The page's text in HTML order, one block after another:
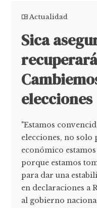
Actualidad
Sica
elecciones
"Estamos
elecciones, no solo
económico
porque estamos
para dar una
en declaraciones a
al gobierno